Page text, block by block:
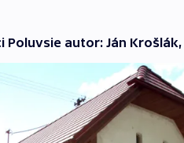
Poluvsie autor: Ján